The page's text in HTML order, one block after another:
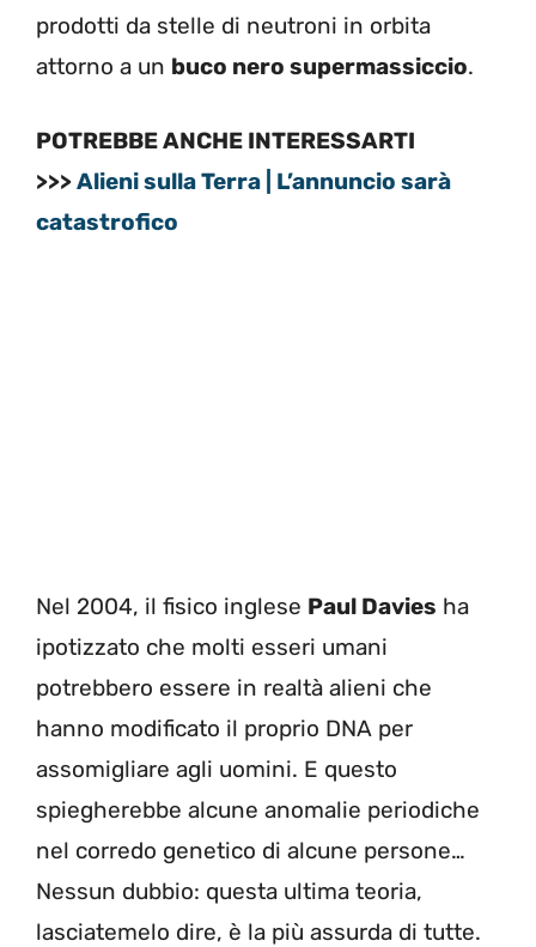
prodotti da stelle di neutroni in orbita
attorno a un buco nero supermassiccio.
POTREBBE ANCHE INTERESSARTI
>>>Alieni sulla Terra | L’annuncio sarà
catastrofico
Nel 2004, il fisico inglese Paul Davies ha
ipotizzato che molti esseri umani
potrebbero essere in realtà alieni che
hanno modificato il proprio DNA per
assomigliare agli uomini. E questo
spiegherebbe alcune anomalie periodiche
nel corredo genetico di alcune persone…
Nessun dubbio: questa ultima teoria,
lasciatemelo dire, è la più assurda di tutte.